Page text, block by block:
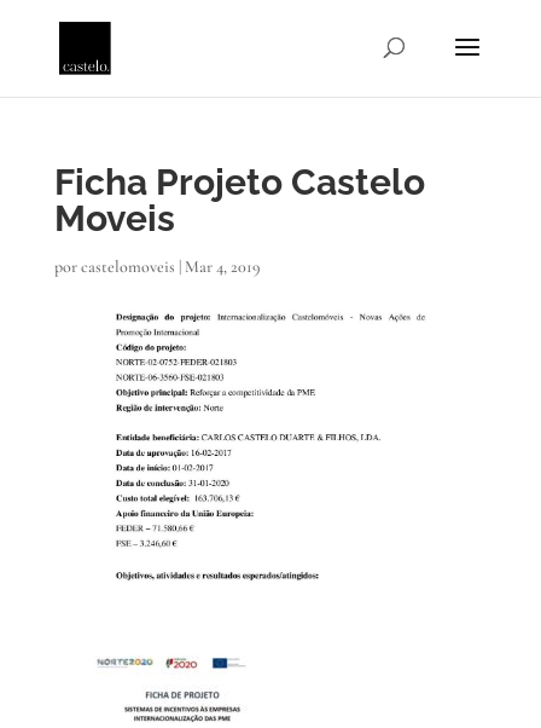
Ficha Projeto Castelo
Moveis
porcastelomoveis | Mar 4, 2019